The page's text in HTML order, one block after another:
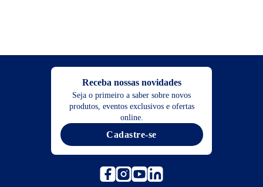
Receba nossas novidades
Seja o primeiro a saber sobre novos
produtos, eventos exclusivos e ofertas
online.
Cadastre-se